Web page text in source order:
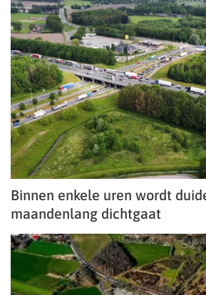
Binnen enkele uren wordt
maandenlang dichtgaat